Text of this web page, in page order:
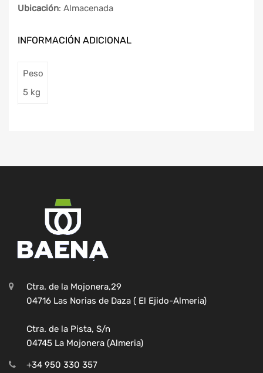
Ubicación: Almacenada
INFORMACIÓN ADICIONAL
Peso
5 kg
Ctra. de la Mojonera,29
04716 Las Norias de Daza ( El Ejido-Almeria)
Ctra. de la Pista, S/n
04745 La Mojonera (Almeria)
+34 950 330 357